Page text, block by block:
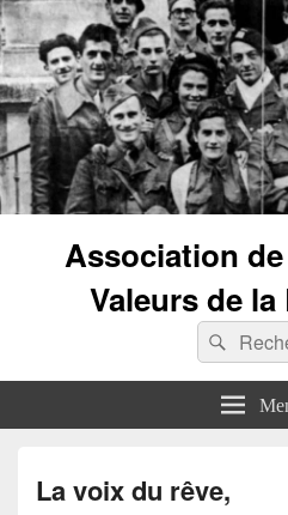
Association
Valeurs de
La voix du rêve,